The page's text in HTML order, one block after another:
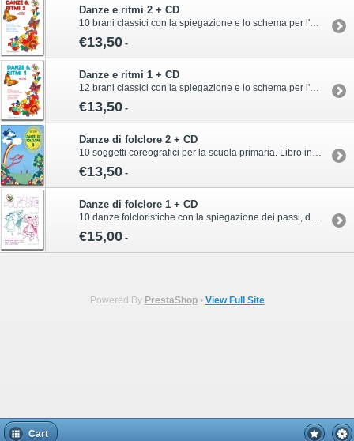
Danze e ritmi 2 + CD
10 brani classici con la spiegazione e lo schema per l'esecuzione di facili esercizi di ginnastica, di ritmica e di azioni coreografiche per la scuola primaria, da eseguirsi al chiuso ed all'aperto. Libro in formato A5 di 68 pagine con CDPer informazioni sull’acquisto di questa pubblicazione contattare il servizio clienti Volonté & Co:ordini@volonte-co.comTel: 02/45473285 - Fax: 02/36596796
€13,50 -
Danze e ritmi 1 + CD
12 brani classici con la spiegazione e lo schema per l'esecuzione di facili esercizi di ginnastica, di ritmica e di azioni coreografiche per la scuola primaria, da eseguirsi al chiuso ed all'aperto. Libro in formato A5 di 64 pagine con CDPer informazioni sull’acquisto di questa pubblicazione contattare il servizio clienti Volonté & Co:ordini@volonte-co.comTel: 02/45473285 - Fax: 02/36596796
€13,50 -
Danze di folclore 2 + CD
10 soggetti coreografici per la scuola primaria. Libro in formato A5 di 62 pagine.Per informazioni sull’acquisto di questa pubblicazione contattare il servizio clienti Volonté & Co:ordini@volonte-co.comTel: 02/45473285 - Fax: 02/36596796
€13,50 -
Danze di folclore 1 + CD
10 danze folcloristiche con la spiegazione dei passi, delle coreografie e sempliciindicazioni per la realizzazione dei costumi. Libro in formato A4 di 56 pagine con CD.Per informazioni sull’acquisto di questa pubblicazione contattare il servizio clienti Volonté & Co:ordini@volonte-co.comTel: 02/45473285 - Fax: 02/36596796
€15,00 -
Powered By PrestaShop• View Full Site
Cart